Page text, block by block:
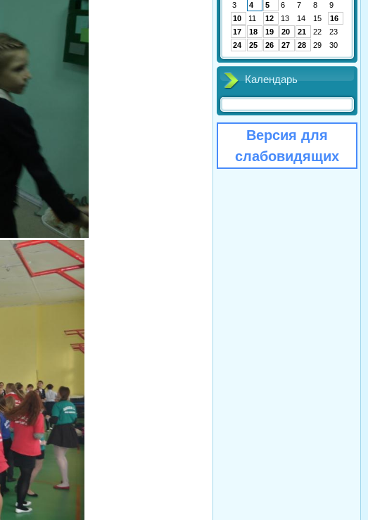
3
4 5 6 7 8
9
10
11 12 13 14 15
16
17
18 19 20 21 22
23
24
25 26 27 28 29 30
Календарь
Версия для
слабовидящих